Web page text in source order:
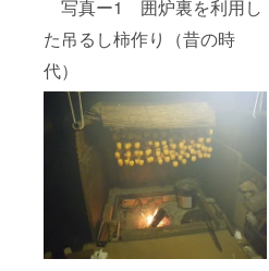
写真ー1 囲炉裏を利用し
た吊るし柿作り（昔の時
代）